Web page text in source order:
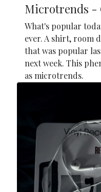
Microtrends -
What's popular
ever. A shirt, room
that was popular
next week. This
as microtrends.